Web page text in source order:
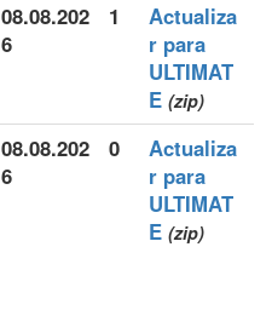
08.08.202
6
1
Actualiza
r para
ULTIMAT
E (zip)
08.08.202
6
0
Actualiza
r para
ULTIMAT
E (zip)